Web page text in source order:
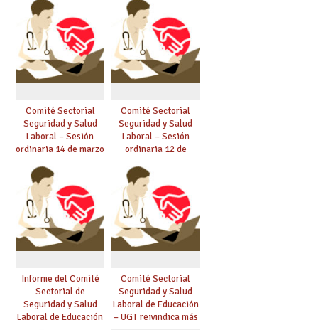
tramitar la renuncia
al mismo
climatización de las
aulas
Comité Sectorial
Seguridad y Salud
Laboral – Sesión
ordinaria 14 de marzo
Comité Sectorial
Seguridad y Salud
Laboral – Sesión
ordinaria 12 de
Informe del Comité
Sectorial de
Seguridad y Salud
Laboral de Educación
Comité Sectorial
Seguridad y Salud
Laboral de Educación
– UGT reivindica más